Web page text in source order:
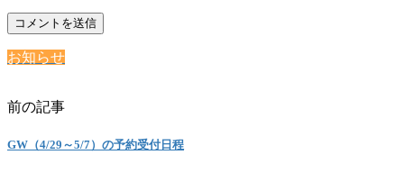
お知らせ
前の記事
GW（4/29～5/7）の予約受付日程